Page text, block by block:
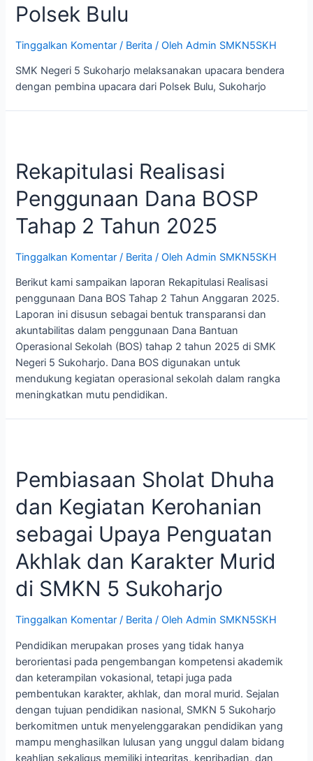
Polsek Bulu
Tinggalkan Komentar / Berita / OlehAdmin SMKN5SKH
SMK Negeri 5 Sukoharjo melaksanakan upacara bendera
dengan pembina upacara dari Polsek Bulu, Sukoharjo
Rekapitulasi Realisasi
Penggunaan Dana BOSP
Tahap 2 Tahun 2025
Tinggalkan Komentar / Berita / OlehAdmin SMKN5SKH
Berikut kami sampaikan laporan Rekapitulasi Realisasi
penggunaan Dana BOS Tahap 2 Tahun Anggaran 2025.
Laporan ini disusun sebagai bentuk transparansi dan
akuntabilitas dalam penggunaan Dana Bantuan
Operasional Sekolah (BOS) tahap 2 tahun 2025 di SMK
Negeri 5 Sukoharjo. Dana BOS digunakan untuk
mendukung kegiatan operasional sekolah dalam rangka
meningkatkan mutu pendidikan.
Pembiasaan Sholat Dhuha
dan Kegiatan Kerohanian
sebagai Upaya Penguatan
Akhlak dan Karakter Murid
di SMKN 5 Sukoharjo
Tinggalkan Komentar / Berita / OlehAdmin SMKN5SKH
Pendidikan merupakan proses yang tidak hanya
berorientasi pada pengembangan kompetensi akademik
dan keterampilan vokasional, tetapi juga pada
pembentukan karakter, akhlak, dan moral murid. Sejalan
dengan tujuan pendidikan nasional, SMKN 5 Sukoharjo
berkomitmen untuk menyelenggarakan pendidikan yang
mampu menghasilkan lulusan yang unggul dalam bidang
keahlian sekaligus memiliki integritas, kepribadian, dan